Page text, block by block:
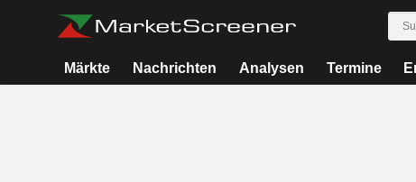
Märkte Nachrichten Analysen Termine